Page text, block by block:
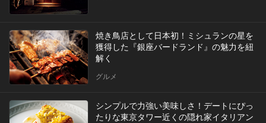
焼き鳥店として日本初！ミシュランの星を
獲得した『銀座バードランド』の魅力を紐
解く
グルメ
シンプルで力強い美味しさ！デートにぴっ
たりな東京タワー近くの隠れ家イタリアン